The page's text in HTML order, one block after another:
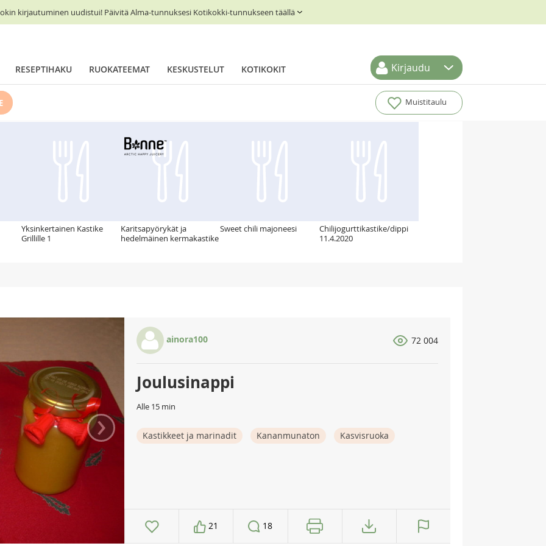
kirjautuminen uudistui! Päivitä Alma-tunnuksesi Kotikokki-tunnukseen täällä
RESEPTIHAKU RUOKATEEMAT KESKUSTELUT KOTIKOKIT Kirjaudu
Muistitaulu
Yksinkertainen Kastike
Grillille 1
Karitsapyörykät ja
hedelmäinen kermakastike
Sweet chili majoneesi
Chilijogurttikastike/dippi
11.4.2020
›
ainora100 72 004
Joulusinappi
Alle 15 min
Kastikkeet ja marinadit Kananmunaton Kasvisruoka
21 18